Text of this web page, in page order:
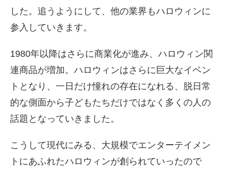
した。追うようにして、他の業界もハロウィンに
参入していきます。
1980年以降はさらに商業化が進み、ハロウィン関
連商品が増加。ハロウィンはさらに巨大なイベン
トとなり、一日だけ憧れの存在になれる、脱日常
的な側面から子どもたちだけではなく多くの人の
話題となっていきました。
こうして現代にみる、大規模でエンターテイメン
トにあふれたハロウィンが創られていったので